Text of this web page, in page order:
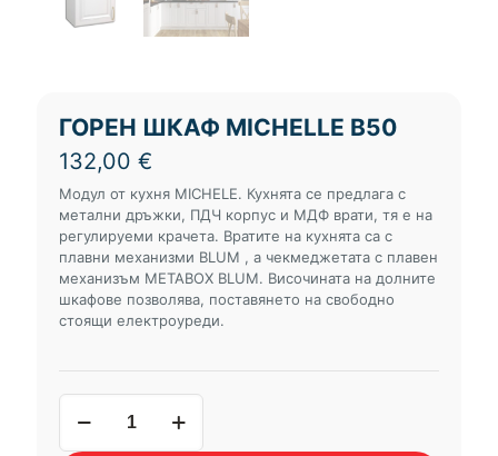
ГОРЕН ШКАФ MICHELLE В50
132,00 €
Модул от кухня MICHELE. Кухнята се предлага с
метални дръжки, ПДЧ корпус и МДФ врати, тя е на
регулируеми крачета. Вратите на кухнята са с
плавни механизми BLUM , а чекмеджетата с плавен
механизъм METABOX BLUM. Височината на долните
шкафове позволява, поставянето на свободно
стоящи електроуреди.